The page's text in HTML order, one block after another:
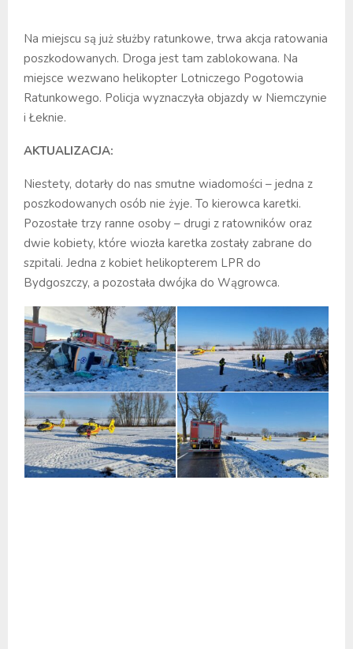
Na miejscu są już służby ratunkowe, trwa akcja ratowania
poszkodowanych. Droga jest tam zablokowana. Na
miejsce wezwano helikopter Lotniczego Pogotowia
Ratunkowego. Policja wyznaczyła objazdy w Niemczynie
i Łeknie.
AKTUALIZACJA:
Niestety, dotarły do nas smutne wiadomości – jedna z
poszkodowanych osób nie żyje. To kierowca karetki.
Pozostałe trzy ranne osoby – drugi z ratowników oraz
dwie kobiety, które wiozła karetka zostały zabrane do
szpitali. Jedna z kobiet helikopterem LPR do
Bydgoszczy, a pozostała dwójka do Wągrowca.